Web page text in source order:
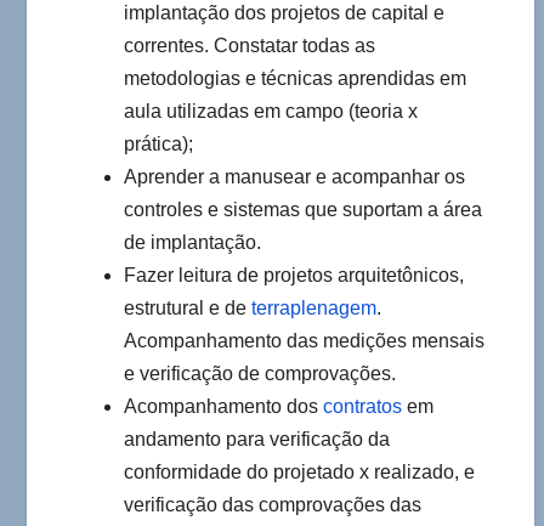
implantação dos projetos de capital e
correntes. Constatar todas as
metodologias e técnicas aprendidas em
aula utilizadas em campo (teoria x
prática);
Aprender a manusear e acompanhar os
controles e sistemas que suportam a área
de implantação.
Fazer leitura de projetos arquitetônicos,
estrutural e de terraplenagem.
Acompanhamento das medições mensais
e verificação de comprovações.
Acompanhamento dos contratos em
andamento para verificação da
conformidade do projetado x realizado, e
verificação das comprovações das